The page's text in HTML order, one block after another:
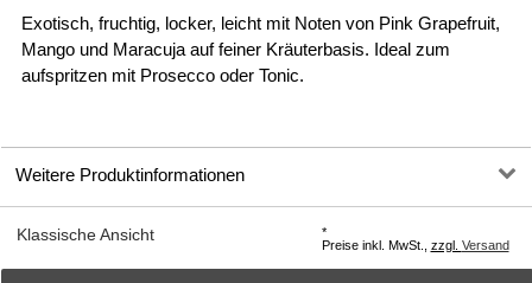
Exotisch, fruchtig, locker, leicht mit Noten von Pink Grapefruit,
Mango und Maracuja auf feiner Kräuterbasis. Ideal zum
aufspritzen mit Prosecco oder Tonic.
Weitere Produktinformationen
Klassische Ansicht
*
Preise inkl. MwSt., zzgl. Versand